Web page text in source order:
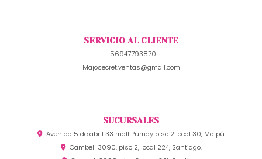
SERVICIO AL CLIENTE
+56947793870
Majosecret.ventas@gmail.com
SUCURSALES
Avenida 5 de abril 33 mall Pumay piso 2 local 30, Maipú
Cambell 3090, piso 2, local 224, Santiago.